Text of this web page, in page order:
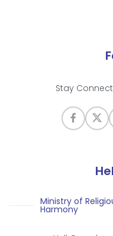
Stay
Ministry of
Harmony